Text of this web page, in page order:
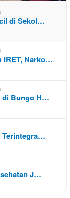
di Sekol…
IRET, Narko…
di Bungo H…
Terintegra…
J…